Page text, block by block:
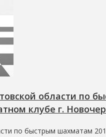
области по
клубе г.
по быстрым шахматам